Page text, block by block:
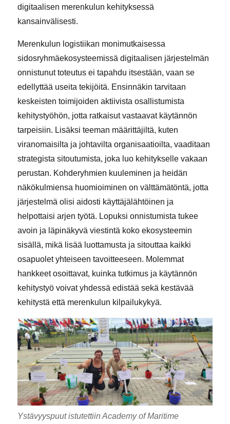
digitaalisen merenkulun kehityksessä
kansainvälisesti.
Merenkulun logistiikan monimutkaisessa
sidosryhmäekosysteemissä digitaalisen järjestelmän
onnistunut toteutus ei tapahdu itsestään, vaan se
edellyttää useita tekijöitä. Ensinnäkin tarvitaan
keskeisten toimijoiden aktiivista osallistumista
kehitystyöhön, jotta ratkaisut vastaavat käytännön
tarpeisiin. Lisäksi teeman määrittäjiltä, kuten
viranomaisilta ja johtavilta organisaatioilta, vaaditaan
strategista sitoutumista, joka luo kehitykselle vakaan
perustan. Kohderyhmien kuuleminen ja heidän
näkökulmiensa huomioiminen on välttämätöntä, jotta
järjestelmä olisi aidosti käyttäjälähtöinen ja
helpottaisi arjen työtä. Lopuksi onnistumista tukee
avoin ja läpinäkyvä viestintä koko ekosysteemin
sisällä, mikä lisää luottamusta ja sitouttaa kaikki
osapuolet yhteiseen tavoitteeseen. Molemmat
hankkeet osoittavat, kuinka tutkimus ja käytännön
kehitystyö voivat yhdessä edistää sekä kestävää
kehitystä että merenkulun kilpailukykyä.
Ystävyyspuut istutettiin Academy of Maritime